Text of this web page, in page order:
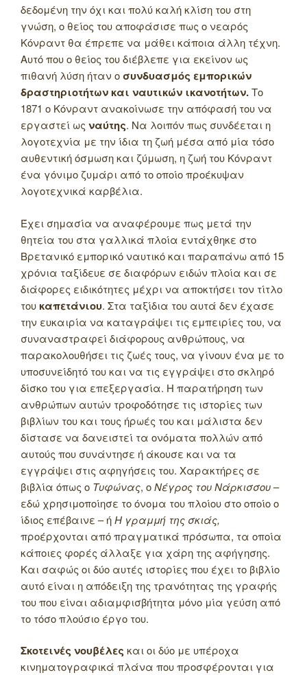
δεδομένη την όχι και πολύ καλή κλίση του στη
γνώση, ο θείος του αποφάσισε πως ο νεαρός
Κόνραντ θα έπρεπε να μάθει κάποια άλλη τέχνη.
Αυτό που ο θείος του διέβλεπε για εκείνον ως
πιθανή λύση ήταν ο συνδυασμός εμπορικών
δραστηριοτήτων και ναυτικών ικανοτήτων.Το
1871 ο Κόνραντ ανακοίνωσε την απόφασή του να
εργαστεί ως ναύτης. Να λοιπόν πως συνδέεται η
λογοτεχνία με την ίδια τη ζωή μέσα από μία τόσο
αυθεντική όσμωση και ζύμωση, η ζωή του Κόνραντ
ένα γόνιμο ζυμάρι από το οποίο προέκυψαν
λογοτεχνικά καρβέλια.
Έχει σημασία να αναφέρουμε πως μετά την
θητεία του στα γαλλικά πλοία εντάχθηκε στο
Βρετανικό εμπορικό ναυτικό και παραπάνω από 15
χρόνια ταξίδευε σε διαφόρων ειδών πλοία και σε
διάφορες ειδικότητες μέχρι να αποκτήσει τον τίτλο
τουκαπετάνιου. Στα ταξίδια του αυτά δεν έχασε
την ευκαιρία να καταγράψει τις εμπειρίες του, να
συναναστραφεί διάφορους ανθρώπους, να
παρακολουθήσει τις ζωές τους, να γίνουν ένα με το
υποσυνείδητό του και να τις εγγράψει στο σκληρό
δίσκο του για επεξεργασία. Η παρατήρηση των
ανθρώπων αυτών τροφοδότησε τις ιστορίες των
βιβλίων του και τους ήρωές του και μάλιστα δεν
δίστασε να δανειστεί τα ονόματα πολλών από
αυτούς που συνάντησε ή άκουσε και να τα
εγγράψει στις αφηγήσεις του. Χαρακτήρες σε
βιβλία όπως ο Τυφώνας, οΝέγρος του Νάρκισσου–
εδώ χρησιμοποίησε το όνομα του πλοίου στο οποίο ο
ίδιος επέβαινε – ήΗ γραμμή της σκιάς,
προέρχονται από πραγματικά πρόσωπα, τα οποία
κάποιες φορές άλλαξε για χάρη της αφήγησης.
Και σαφώς οι δύο αυτές ιστορίες που έχει το βιβλίο
αυτό είναι η απόδειξη της τρανότητας της γραφής
του που είναι αδιαμφισβήτητα μόνο μία γεύση από
το τόσο πλούσιο έργο του.
Σκοτεινές νουβέλες και οι δύο με υπέροχα
κινηματογραφικά πλάνα που προσφέρονται για